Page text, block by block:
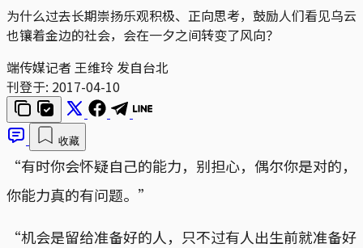
为什么过去长期崇扬乐观积极、正向思考，鼓励人们看见乌云
也镶着金边的社会，会在一夕之间转变了风向？
端传媒记者 王维玲 发自台北
刊登于: 2017-04-10
收藏
“有时你会怀疑自己的能力，别担心，偶尔你是对的，
你能力真的有问题。”
“机会是留给准备好的人，只不过有人出生前就准备好